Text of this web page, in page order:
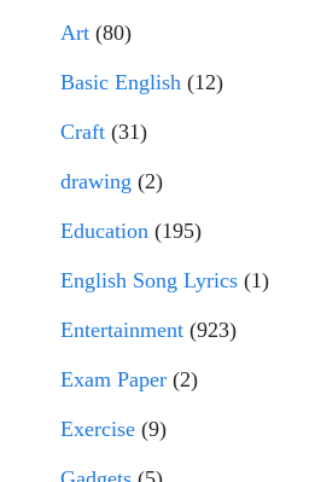
Art (80)
Basic English (12)
Craft (31)
drawing (2)
Education (195)
English Song Lyrics (1)
Entertainment (923)
Exam Paper (2)
Exercise (9)